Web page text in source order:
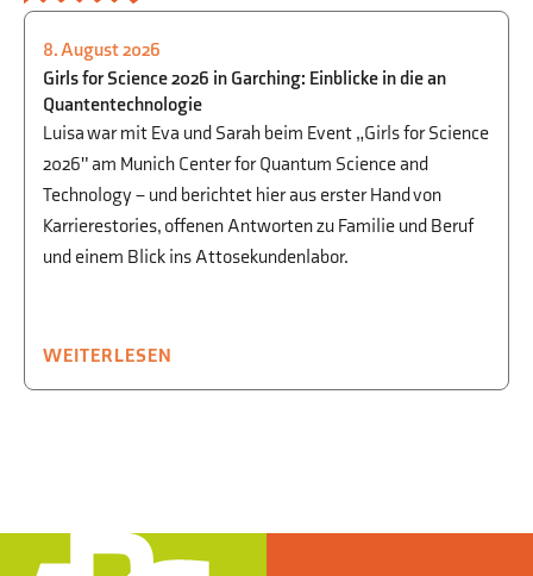
PHYSIK,BEGABTENFÖRDERUNG
UND BERUFSORIENTIERUNG
8. August 2026
Girls for Science 2026 in Garching: Einblicke in die an
Quantentechnologie
Luisa war mit Eva und Sarah beim Event „Girls for Science
2026" am Munich Center for Quantum Science and
Technology – und berichtet hier aus erster Hand von
Karrierestories, offenen Antworten zu Familie und Beruf
und einem Blick ins Attosekundenlabor.
WEITERLESEN